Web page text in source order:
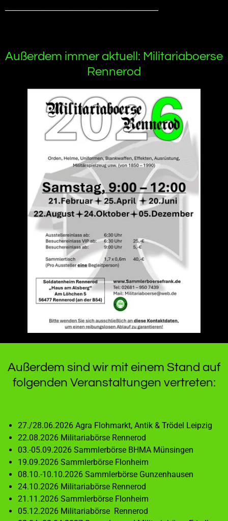
Außerdem immer aktuell: Militariaboerse
Rennerod
Außerdem sind wir mit einem Stand auf
folgenden Veranstaltungen vertreten:
27./28.06.2026 Agra Flohmarkt, Antik & Trödel Leipzig
22.08.2026 Militariabörse Rennerod
03.-05.09.2026 Sammlerbörse BHMA Münsingen
19.09.2026 Sammlerbörse Flonheim
08.10.-10.10.2026 Sammlerbörse Gunzenhausen
24.10.2026 Militariabörse Rennerod
21.11.2026 Sammlerbörse Flonheim
05.12.2026 Militariabörse Rennerod